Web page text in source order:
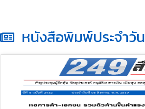
หนังสือพิมพ์ประจำวัน